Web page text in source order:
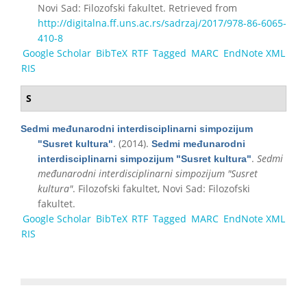
Novi Sad: Filozofski fakultet. Retrieved from
http://digitalna.ff.uns.ac.rs/sadrzaj/2017/978-86-6065-
410-8
Google Scholar BibTeX RTF Tagged MARC EndNote XML
RIS
S
Sedmi međunarodni interdisciplinarni simpozijum
"Susret kultura". (2014). Sedmi međunarodni
interdisciplinarni simpozijum "Susret kultura". Sedmi
međunarodni interdisciplinarni simpozijum "Susret
kultura". Filozofski fakultet, Novi Sad: Filozofski
fakultet.
Google Scholar BibTeX RTF Tagged MARC EndNote XML
RIS